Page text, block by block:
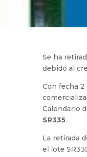
Se ha
debido al
Con fecha
Calendario
SR335.
La retirada
el lote